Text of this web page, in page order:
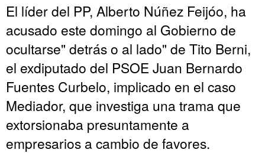
El líder del PP, Alberto Núñez Feijóo, ha
acusado este domingo al Gobierno de
ocultarse" detrás o al lado" de Tito Berni,
el exdiputado del PSOE Juan Bernardo
Fuentes Curbelo, implicado en el caso
Mediador, que investiga una trama que
extorsionaba presuntamente a
empresarios a cambio de favores.